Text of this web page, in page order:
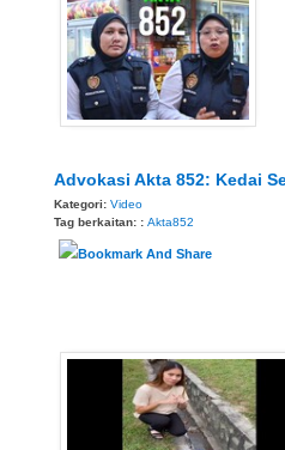
Advokasi Akta 852: Kedai
Kategori: Video
Tag berkaitan: : Akta852